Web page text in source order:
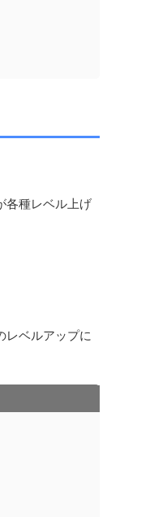
各種レベル上げ
レベルアップに